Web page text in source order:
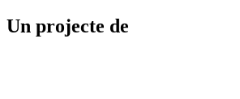
Un projecte de